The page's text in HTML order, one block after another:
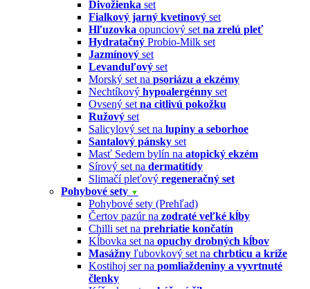
Divožienka set
Fialkový jarný kvetinový set
Hľuzovka opunciový set na zrelú pleť
Hydratačný Probio-Milk set
Jazmínový set
Levanduľový set
Morský set na psoriázu a ekzémy
Nechtíkový hypoalergénny set
Ovsený set na citlivú pokožku
Ružový set
Salicylový set na lupiny a seborhoe
Santalový pánsky set
Masť Sedem bylín na atopický ekzém
Sírový set na dermatitídy
Slimačí pleťový regeneračný set
Pohybové sety ▼
Pohybové sety (Prehľad)
Čertov pazúr na zodraté veľké kĺby
Chilli set na prehriatie končatín
Kĺbovka set na opuchy drobných kĺbov
Masážny ľubovkový set na chrbticu a kríže
Kostihoj ser na pomliaždeniny a vyvrtnuté
členky